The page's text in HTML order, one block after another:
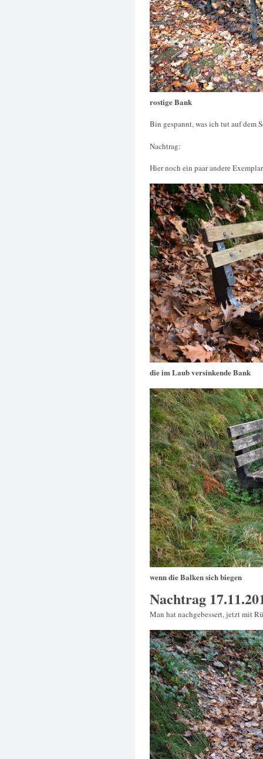
rostige Bank
Bin gespannt, was ich tut auf dem
Nachtrag:
Hier noch ein paar andere
die im Laub versinkende Bank
wenn die Balken sich biegen
Nachtrag
Man hat nachgebessert, jetzt mit